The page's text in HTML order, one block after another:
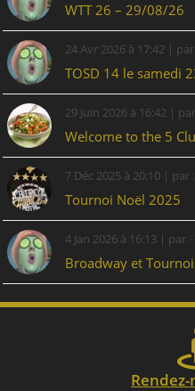
WTT 26 – 29/08/26
24 Avr 2026 à 17:42 | par
TOSD 14 le samedi
29 Juin 2026 à 16:42 | par
Welcome to the 5
7 Déc 2025 à 20:10 | par
Tournoi Noël 2025
4 Jan 2026 à 16:13 | par
Broadway et